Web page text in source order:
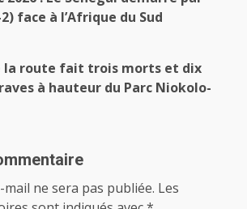
face à l’Afrique du Sud
la route fait trois morts et dix
à hauteur du Parc Niokolo-
ne sera pas publiée. Les